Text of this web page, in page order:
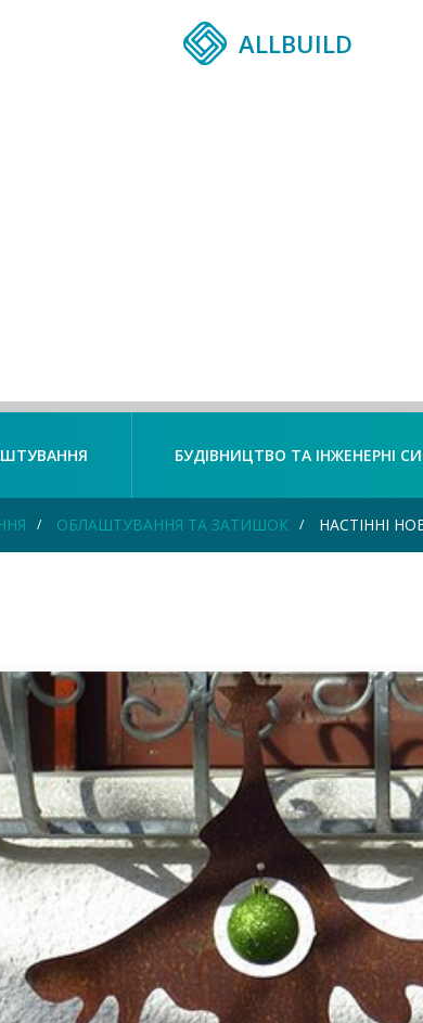
ALLBUILD
БУДІВНИЦТВО ТА ІНЖЕНЕРНІ
ОБЛАШТУВАННЯ ТА ЗАТИШОК НАСТІННІ